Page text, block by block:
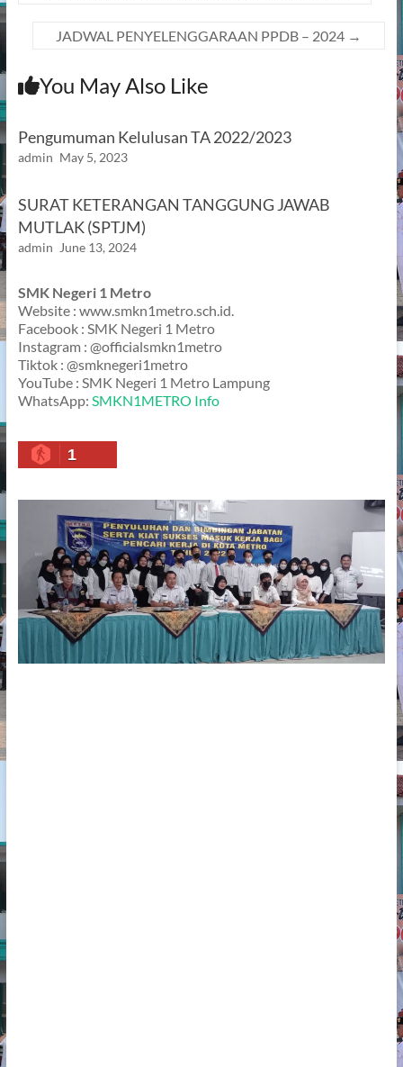
JADWAL PENYELENGGARAAN PPDB – 2024 →
You May Also Like
Pengumuman Kelulusan TA 2022/2023
admin May 5, 2023
SURAT KETERANGAN TANGGUNG JAWAB
MUTLAK (SPTJM)
admin June 13, 2024
SMK Negeri 1 Metro
Website : www.smkn1metro.sch.id.
Facebook : SMK Negeri 1 Metro
Instagram : @officialsmkn1metro
Tiktok : @smknegeri1metro
YouTube : SMK Negeri 1 Metro Lampung
WhatsApp: SMKN1METRO Info
1